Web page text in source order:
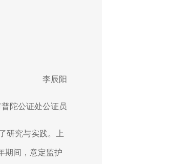
李辰阳
普陀公证处公证员
研究与实践。上
期间，意定监护